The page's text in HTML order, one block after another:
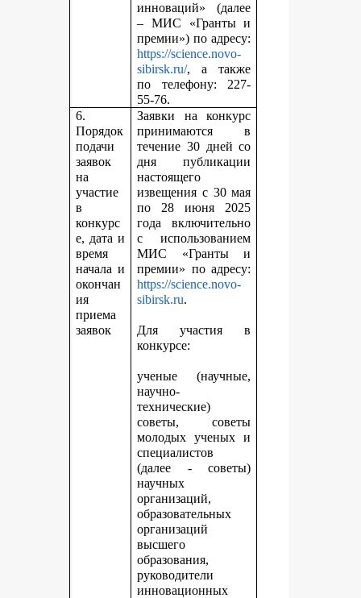
инноваций» (далее
– МИС «Гранты и
премии») по адресу:
https://science.novo-
sibirsk.ru/, а также
по телефону: 227-
55-76.
6.
Порядок
подачи
заявок
на
участие
в
конкурс
е, дата и
время
начала и
окончан
ия
приема
заявок
Заявки на конкурс
принимаются в
течение 30 дней со
дня публикации
настоящего
извещения с 30 мая
по 28 июня 2025
года включительно
с использованием
МИС «Гранты и
премии» по адресу:
https://science.novo-
sibirsk.ru.
Для участия в
конкурсе:
ученые (научные,
научно-
технические)
советы, советы
молодых ученых и
специалистов
(далее - советы)
научных
организаций,
образовательных
организаций
высшего
образования,
руководители
инновационных